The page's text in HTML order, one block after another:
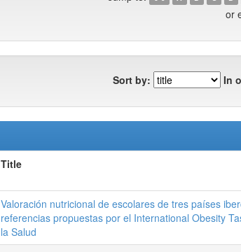
or
Sort by: In
Title
Valoración nutricional de escolares de tres países
referencias propuestas por el International Obesity
la Salud